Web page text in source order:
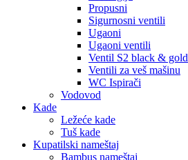
Propusni
Sigurnosni ventili
Ugaoni
Ugaoni ventili
Ventil S2 black & gold
Ventili za veš mašinu
WC Ispirači
Vodovod
Kade
Ležeće kade
Tuš kade
Kupatilski nameštaj
Bambus nameštaj